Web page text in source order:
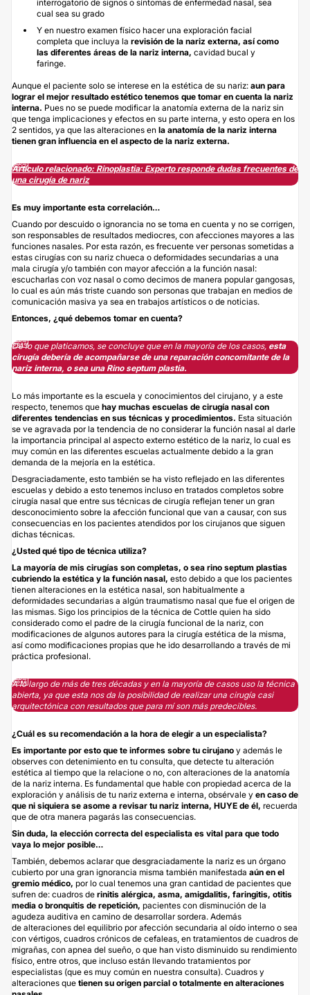
interrogatorio de signos o síntomas de enfermedad nasal, sea
cual sea su grado
Y en nuestro examen físico hacer una exploración facial
completa que incluya la revisión de la nariz externa, así como
las diferentes áreas de la nariz interna, cavidad bucal y
faringe.
Aunque el paciente solo se interese en la estética de su nariz: aun para
lograr el mejor resultado estético tenemos que tomar en cuenta la nariz
interna. Pues no se puede modificar la anatomía externa de la nariz sin
que tenga implicaciones y efectos en su parte interna, y esto opera en los
2 sentidos, ya que las alteraciones en la anatomía de la nariz interna
tienen gran influencia en el aspecto de la nariz externa.
Artículo relacionado: Rinoplastia: Experto responde dudas frecuentes de
una cirugía de nariz
Es muy importante esta correlación…
Cuando por descuido o ignorancia no se toma en cuenta y no se corrigen,
son responsables de resultados mediocres, con afecciones mayores a las
funciones nasales. Por esta razón, es frecuente ver personas sometidas a
estas cirugías con su nariz chueca o deformidades secundarias a una
mala cirugía y/o también con mayor afección a la función nasal:
escucharlas con voz nasal o como decimos de manera popular gangosas,
lo cual es aún más triste cuando son personas que trabajan en medios de
comunicación masiva ya sea en trabajos artísticos o de noticias.
Entonces, ¿qué debemos tomar en cuenta?
De lo que platicamos, se concluye que en la mayoría de los casos, esta
cirugíadebería de acompañarse de una reparación concomitante de la
nariz interna, o sea una Rino septum plastia.
Lo más importante es la escuela y conocimientos del cirujano, y a este
respecto, tenemos que hay muchas escuelas de cirugía nasal con
diferentes tendencias en sus técnicas y procedimientos. Esta situación
se ve agravada por la tendencia de no considerar la función nasal al darle
la importancia principal al aspecto externo estético de la nariz, lo cual es
muy común en las diferentes escuelas actualmente debido a la gran
demanda de la mejoría en la estética.
Desgraciadamente, esto también se ha visto reflejado en las diferentes
escuelas y debido a esto tenemos incluso en tratados completos sobre
cirugía nasal que entre sus técnicas de cirugía reflejan tener un gran
desconocimiento sobre la afección funcional que van a causar, con sus
consecuencias en los pacientes atendidos por los cirujanos que siguen
dichas técnicas.
¿Usted qué tipo de técnica utiliza?
La mayoría de mis cirugías son completas, o sea rino septum plastias
cubriendo la estética y la función nasal, esto debido a que los pacientes
tienen alteraciones en la estética nasal, son habitualmente a
deformidades secundarias a algún traumatismo nasal que fue el origen de
las mismas. Sigo los principios de la técnica de Cottle quien ha sido
considerado como el padre de la cirugía funcional de la nariz, con
modificaciones de algunos autores para la cirugía estética de la misma,
así como modificaciones propias que he ido desarrollando a través de mi
práctica profesional.
A lo largo de más de tres décadas y en la mayoría de casos uso la técnica
abierta, ya que esta nos da la posibilidad de realizar una cirugía casi
arquitectónica con resultados que para mí son más predecibles.
¿Cuál es su recomendación a la hora de elegir a un especialista?
Es importante por esto que te informes sobre tu cirujano y además le
observes con detenimiento en tu consulta, que detecte tu alteración
estética al tiempo que la relacione o no, con alteraciones de la anatomía
de la nariz interna. Es fundamental que hable con propiedad acerca de la
exploración y análisis de tu nariz externa e interna, obsérvale y en caso de
que ni siquiera se asome a revisar tu nariz interna, HUYE de él, recuerda
que de otra manera pagarás las consecuencias.
Sin duda, la elección correcta del especialista es vital para que todo
vaya lo mejor posible…
También, debemos aclarar que desgraciadamente la nariz es un órgano
cubierto por una gran ignorancia misma también manifestada aún en el
gremio médico, por lo cual tenemos una gran cantidad de pacientes que
sufren de: cuadros de rinitis alérgica, asma, amigdalitis, faringitis, otitis
media o bronquitis de repetición, pacientes con disminución de la
agudeza auditiva en camino de desarrollar sordera. Además
de alteraciones del equilibrio por afección secundaria al oído interno o sea
con vértigos, cuadros crónicos de cefaleas, en tratamientos de cuadros de
migrañas, con apnea del sueño, o que han visto disminuido su rendimiento
físico, entre otros, que incluso están llevando tratamientos por
especialistas (que es muy común en nuestra consulta). Cuadros y
alteraciones que tienen su origen parcial o totalmente en alteraciones